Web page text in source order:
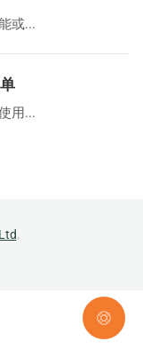
或...
用...
.